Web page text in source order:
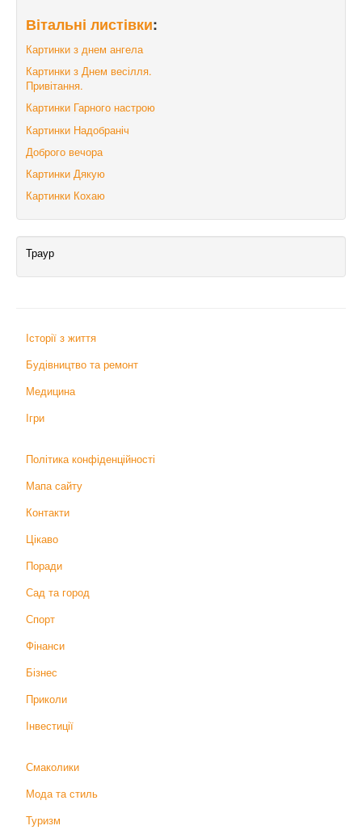
Вітальні листівки:
Картинки з днем ангела
Картинки з Днем весілля.
Привітання.
Картинки Гарного настрою
Картинки Надобраніч
Доброго вечора
Картинки Дякую
Картинки Кохаю
Траур
Історії з життя
Будівництво та ремонт
Медицина
Ігри
Політика конфіденційності
Мапа сайту
Контакти
Цікаво
Поради
Сад та город
Спорт
Фінанси
Бізнес
Приколи
Інвестиції
Смаколики
Мода та стиль
Туризм